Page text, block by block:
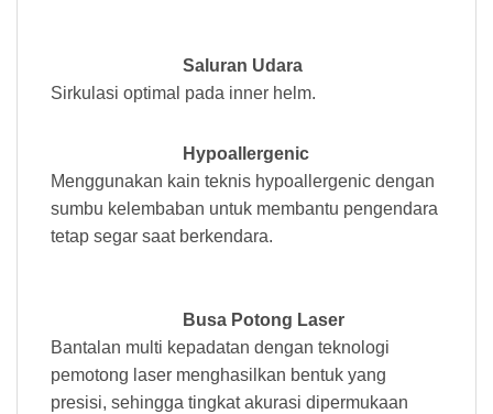
Saluran Udara
Sirkulasi optimal pada inner helm.
Hypoallergenic
Menggunakan kain teknis hypoallergenic dengan
sumbu kelembaban untuk membantu pengendara
tetap segar saat berkendara.
Busa Potong Laser
Bantalan multi kepadatan dengan teknologi
pemotong laser menghasilkan bentuk yang
presisi, sehingga tingkat akurasi dipermukaan